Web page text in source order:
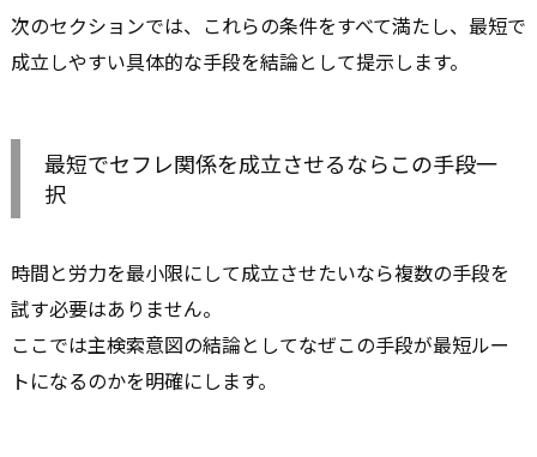
次のセクションでは、これらの条件をすべて満たし、最短で
成立しやすい具体的な手段を結論として提示します。
最短でセフレ関係を成立させるならこの手段一
択
時間と労力を最小限にして成立させたいなら複数の手段を
試す必要はありません。
ここでは主検索意図の結論としてなぜこの手段が最短ルー
トになるのかを明確にします。